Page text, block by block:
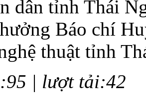
dân tỉnh Thái
Báo chí
thuật tỉnh
| lượt tải:42